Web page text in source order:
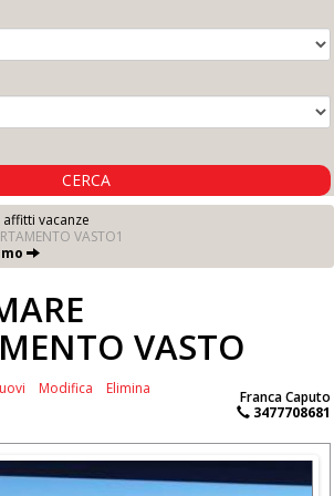
CERCA
affitti vacanze
VASTO1
VASTO
Franca Caputo
3477708681
Modifica Elimina